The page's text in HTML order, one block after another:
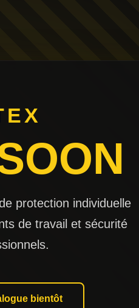
protection individuelle
de travail et sécurité
bientôt